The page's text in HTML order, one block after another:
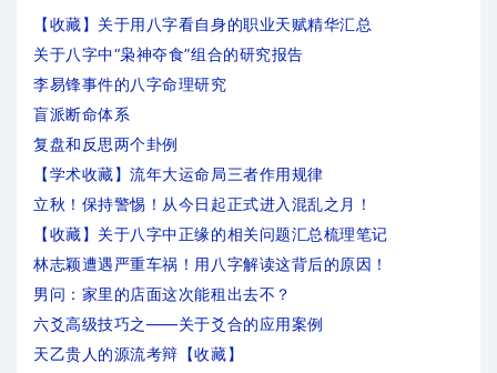
【收藏】关于用八字看自身的职业天赋精华汇总
关于八字中“枭神夺食”组合的研究报告
李易锋事件的八字命理研究
盲派断命体系
复盘和反思两个卦例
【学术收藏】流年大运命局三者作用规律
立秋！保持警惕！从今日起正式进入混乱之月！
【收藏】关于八字中正缘的相关问题汇总梳理笔记
林志颖遭遇严重车祸！用八字解读这背后的原因！
男问：家里的店面这次能租出去不？
六爻高级技巧之——关于爻合的应用案例
天乙贵人的源流考辩【收藏】